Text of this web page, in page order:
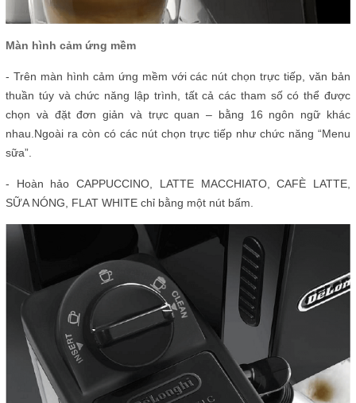
Màn hình cảm ứng mềm
- Trên màn hình cảm ứng mềm với các nút chọn trực tiếp, văn bản
thuần túy và chức năng lập trình, tất cả các tham số có thể được
chọn và đặt đơn giản và trực quan – bằng 16 ngôn ngữ khác
nhau.Ngoài ra còn có các nút chọn trực tiếp như chức năng “Menu
sữa”.
- Hoàn hảo CAPPUCCINO, LATTE MACCHIATO, CAFÈ LATTE,
SỮA NÓNG, FLAT WHITE chỉ bằng một nút bấm.